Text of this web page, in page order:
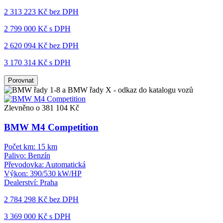
2 313 223 Kč bez DPH
2 799 000 Kč s DPH
2 620 094 Kč bez DPH
3 170 314 Kč s DPH
Porovnat
Zlevněno o 381 104 Kč
BMW M4 Competition
Počet km: 15 km
Palivo: Benzín
Převodovka: Automatická
Výkon: 390/530 kW/HP
Dealerství: Praha
2 784 298 Kč bez DPH
3 369 000 Kč s DPH